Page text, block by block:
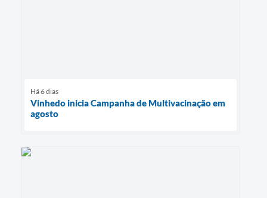
Há 6 dias
Vinhedo inicia Campanha de Multivacinação em
agosto